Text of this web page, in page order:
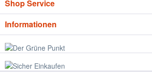
Shop Service
Informationen